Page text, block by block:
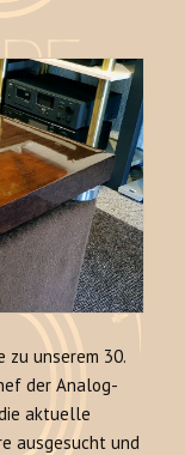
zu unserem 30.
der Analog-
aktuelle
ausgesucht und